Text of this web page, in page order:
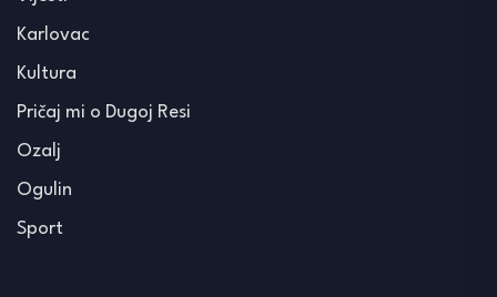
Karlovac
Kultura
Pričaj mi o Dugoj Resi
Ozalj
Ogulin
Sport